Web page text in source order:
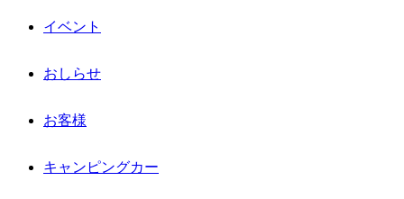
イベント
おしらせ
お客様
キャンピングカー